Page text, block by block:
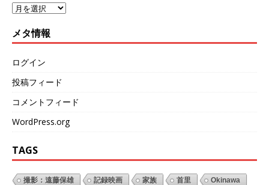
メタ情報
ログイン
投稿フィード
コメントフィード
WordPress.org
TAGS
撮影：遠藤保雄 記録映画 家族 首里 Okinawa